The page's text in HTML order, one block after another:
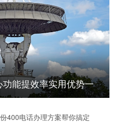
能提效率实用优势一
400电话办理方案帮你搞定